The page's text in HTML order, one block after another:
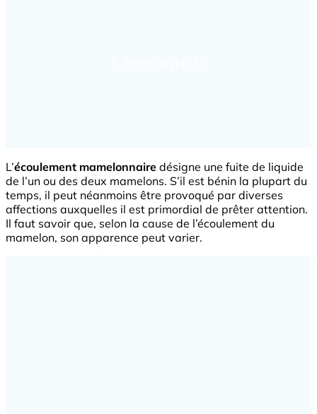
L’écoulement mamelonnaire désigne une fuite de liquide
de l’un ou des deux mamelons. S’il est bénin la plupart du
temps, il peut néanmoins être provoqué par diverses
affections auxquelles il est primordial de prêter attention.
Il faut savoir que, selon la cause de l’écoulement du
mamelon, son apparence peut varier.